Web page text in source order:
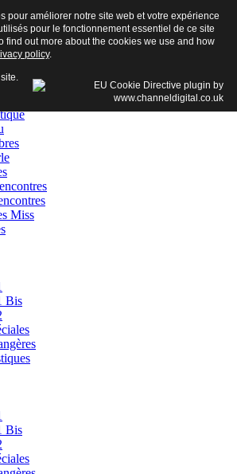
Miss
Bis
Bis
pour améliorer notre site web et votre expérience
pour le fonctionnement essentiel de ce site
find out more about the cookies we use and how
policy.